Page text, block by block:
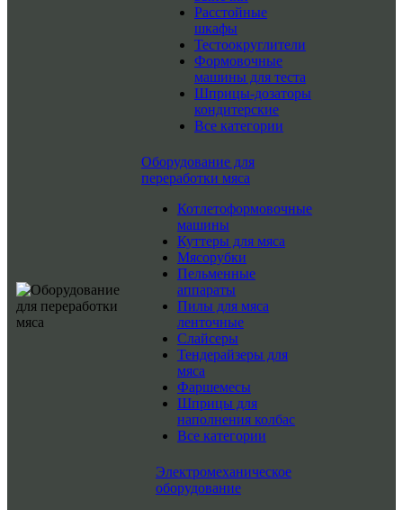
Расстойные
шкафы
Тестоокруглители
Формовочные
машины для теста
Шприцы-дозаторы
кондитерские
Все категории
Оборудование для
переработки мяса
Котлетоформовочные
машины
Куттеры для мяса
Мясорубки
Пельменные
аппараты
Пилы для мяса
ленточные
Слайсеры
Тендерайзеры для
мяса
Фаршемесы
Шприцы для
наполнения колбас
Все категории
Электромеханическое
оборудование